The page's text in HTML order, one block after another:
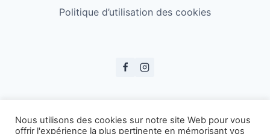
Politique d’utilisation des cookies
Nous utilisons des cookies sur notre site Web pour vous
offrir l'expérience la plus pertinente en mémorisant vos